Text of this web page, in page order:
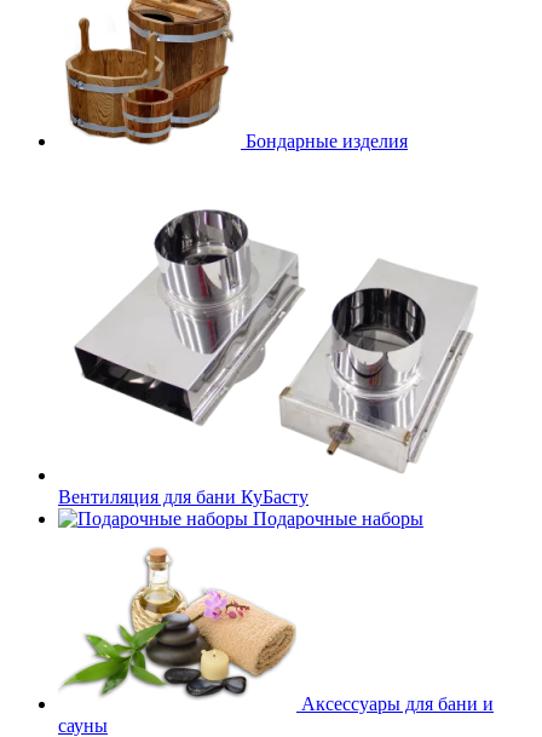
Бондарные изделия
Вентиляция для бани КуБасту
Подарочные наборы
Аксессуары для бани и
сауны